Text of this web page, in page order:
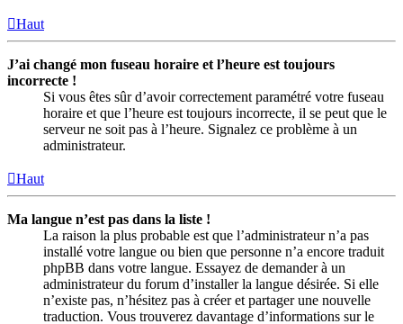
Haut
J’ai changé mon fuseau horaire et l’heure est toujours
incorrecte !
Si vous êtes sûr d’avoir correctement paramétré votre fuseau
horaire et que l’heure est toujours incorrecte, il se peut que le
serveur ne soit pas à l’heure. Signalez ce problème à un
administrateur.
Haut
Ma langue n’est pas dans la liste !
La raison la plus probable est que l’administrateur n’a pas
installé votre langue ou bien que personne n’a encore traduit
phpBB dans votre langue. Essayez de demander à un
administrateur du forum d’installer la langue désirée. Si elle
n’existe pas, n’hésitez pas à créer et partager une nouvelle
traduction. Vous trouverez davantage d’informations sur le